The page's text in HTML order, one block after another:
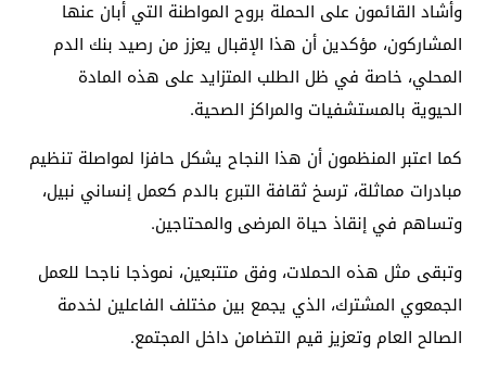
وأشاد القائمون على الحملة بروح المواطنة التي أبان عنها
المشاركون، مؤكدين أن هذا الإقبال يعزز من رصيد بنك الدم
المحلي، خاصة في ظل الطلب المتزايد على هذه المادة
الحيوية بالمستشفيات والمراكز الصحية.
كما اعتبر المنظمون أن هذا النجاح يشكل حافزا لمواصلة تنظيم
مبادرات مماثلة، ترسخ ثقافة التبرع بالدم كعمل إنساني نبيل،
وتساهم في إنقاذ حياة المرضى والمحتاجين.
وتبقى مثل هذه الحملات، وفق متتبعين، نموذجا ناجحا للعمل
الجمعوي المشترك، الذي يجمع بين مختلف الفاعلين لخدمة
الصالح العام وتعزيز قيم التضامن داخل المجتمع.